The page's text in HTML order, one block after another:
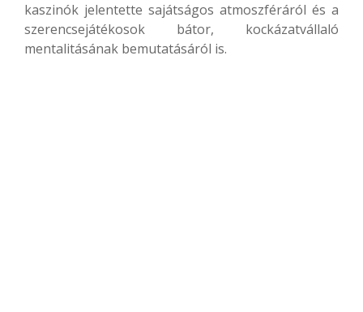
kaszinók jelentette sajátságos atmoszféráról és a
szerencsejátékosok bátor, kockázatvállaló
mentalitásának bemutatásáról is.